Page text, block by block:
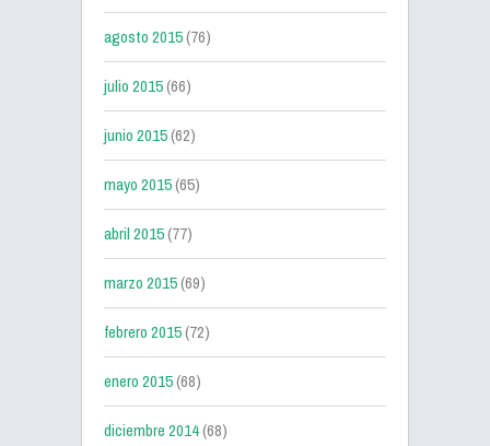
agosto 2015(76)
julio 2015(66)
junio 2015(62)
mayo 2015(65)
abril 2015(77)
marzo 2015(69)
febrero 2015(72)
enero 2015(68)
diciembre 2014(68)